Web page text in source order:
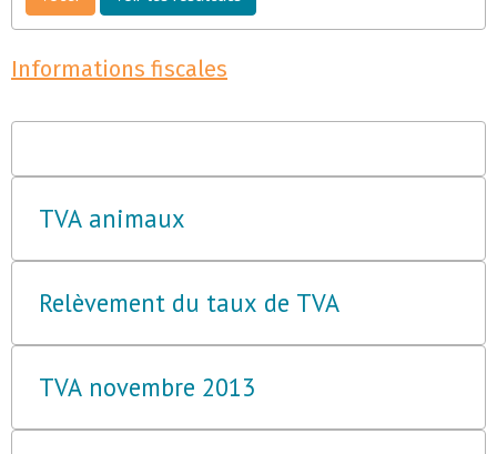
Informations fiscales
TVA animaux
Relèvement du taux de TVA
TVA novembre 2013